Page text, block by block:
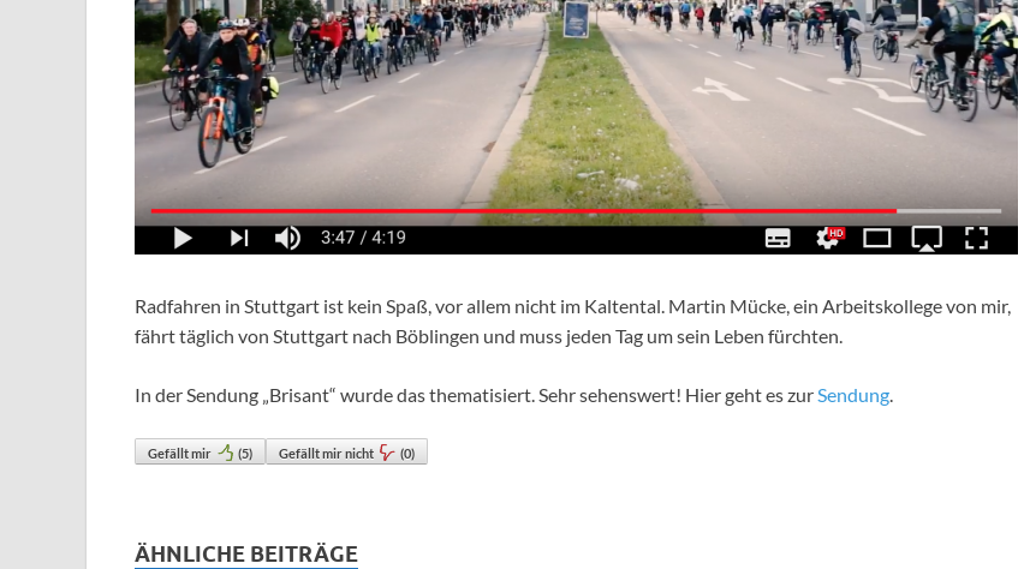
Radfahren in Stuttgart ist kein Spaß, vor allem nicht im Kaltental. Martin Mücke, ein Arbeitskollege von mir,
fährt täglich von Stuttgart nach Böblingen und muss jeden Tag um sein Leben fürchten.
In der Sendung „Brisant“ wurde das thematisiert. Sehr sehenswert! Hier geht es zurSendung.
Gefällt mir (5) Gefällt mir nicht (0)
ÄHNLICHE BEITRÄGE